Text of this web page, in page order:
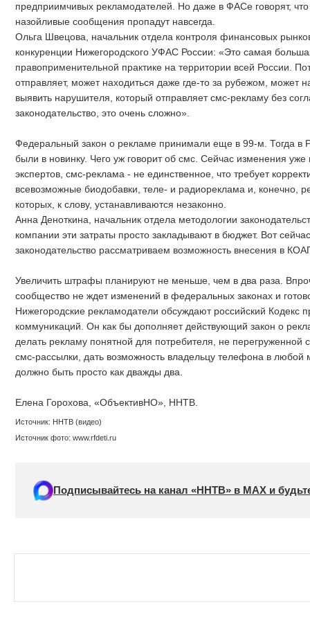
предприимчивых рекламодателей. Но даже в ФАСе говорят, что
назойливые сообщения пропадут навсегда.
Ольга Швецова, начальник отдела контроля финансовых
конкуренции Нижегородского УФАС России: «Это самая
правоприменительной практике на территории всей России.
отправляет, может находиться даже где-то за рубежом, может
выявить нарушителя, который отправляет смс-рекламу без
законодательство, это очень сложно».
Федеральный закон о рекламе принимали еще в 99-м. Тогда
были в новинку. Чего уж говорит об смс. Сейчас изменения
экспертов, смс-реклама - не единственное, что требует
всевозможные биодобавки, теле- и радиореклама и, конечно,
которых, к слову, устанавливаются незаконно.
Анна Деноткина, начальник отдела методологии
компании эти затраты просто закладывают в бюджет. Вот
законодательство рассматриваем возможность внесения в
Увеличить штрафы планируют не меньше, чем в два раза.
сообщество не ждет изменений в федеральных законах и
Нижегородские рекламодатели обсуждают российский Кодекс
коммуникаций. Он как бы дополняет действующий закон о
делать рекламу понятной для потребителя, не
смс-рассылки, дать возможность владельцу телефона в любой
должно быть просто как дважды два.
Елена Горохова, «ОбъективНО», ННТВ.
Источник: ННТВ (видео)
Источник фото: www.rfdeti.ru
Подписывайтесь на канал «ННТВ» в МАХ и